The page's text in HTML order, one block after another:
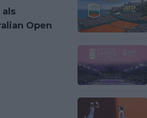
Open